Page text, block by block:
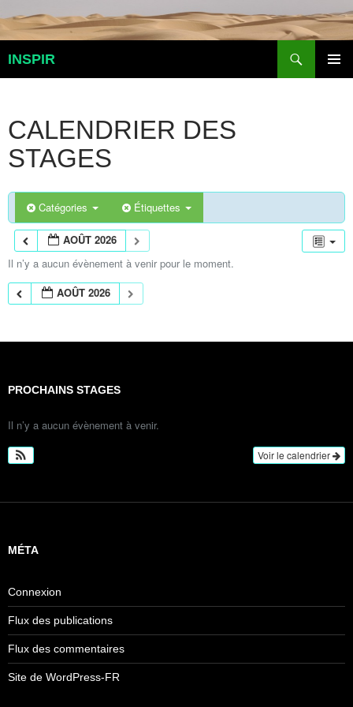
INSPIR
CALENDRIER DES
STAGES
Catégories Étiquettes
AOÛT 2026
Il n’y a aucun évènement à venir pour le moment.
AOÛT 2026
PROCHAINS STAGES
Il n’y a aucun évènement à venir.
Voir le calendrier
MÉTA
Connexion
Flux des publications
Flux des commentaires
Site de WordPress-FR